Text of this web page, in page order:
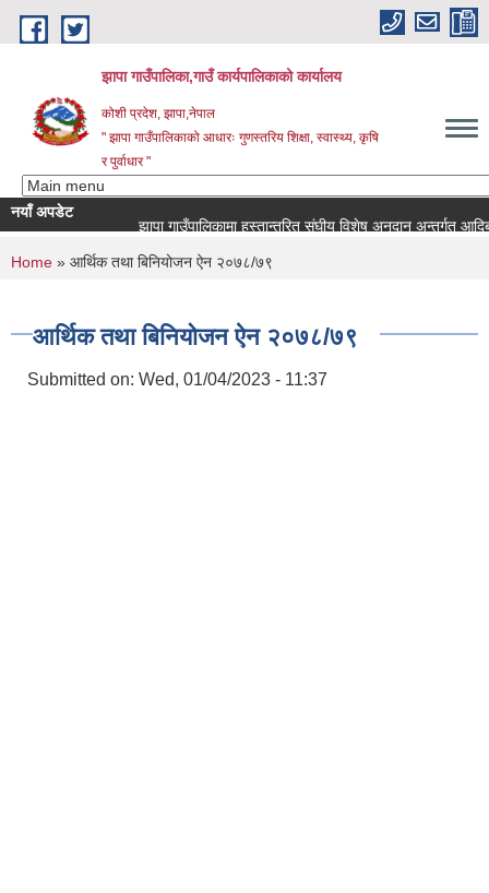
Skip to main content
झापा गाउँपालिका,गाउँ कार्यपालिकाको कार्यालय
कोशी प्रदेश, झापा,नेपाल
" झापा गाउँपालिकाको आधारः गुणस्तरिय शिक्षा, स्वास्थ्य, कृषि
र पुर्वाधार "
नयाँ अपडेट
You are here
Home » आर्थिक तथा बिनियोजन ऐन २०७८/७९
आर्थिक तथा बिनियोजन ऐन २०७८/७९
Submitted on: Wed, 01/04/2023 - 11:37